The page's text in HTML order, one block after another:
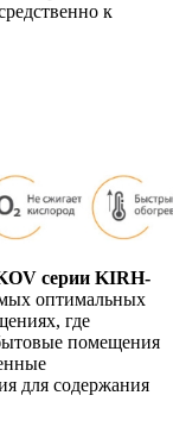
к
серии KIRH-
оптимальных
где
помещения
для содержания